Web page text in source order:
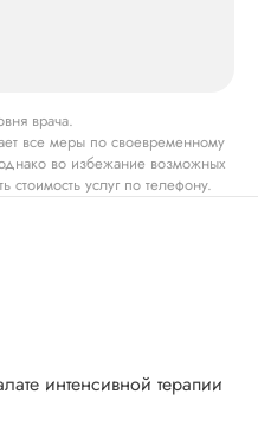
интенсивной терапии
врача.
все меры по своевременному
во избежание возможных
стоимость услуг по телефону.